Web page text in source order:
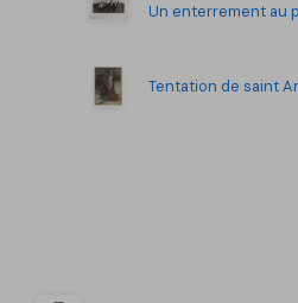
Un enterrement au
Tentation de saint